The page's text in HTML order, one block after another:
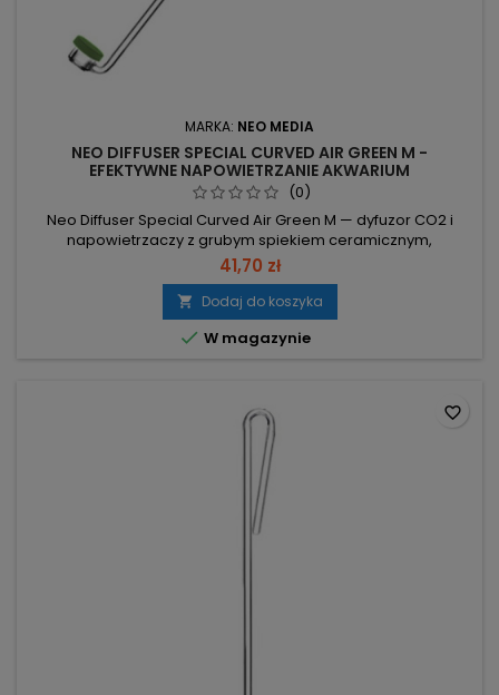
MARKA: NEO MEDIA
NEO DIFFUSER SPECIAL CURVED AIR GREEN M -
EFEKTYWNE NAPOWIETRZANIE AKWARIUM
(0)
Neo Diffuser Special Curved Air Green M — dyfuzor CO2 i
napowietrzaczy z grubym spiekiem ceramicznym,
przeznaczony do niskociśnieniowych zestawów (np.
bimbrownia). Gruby spiek ceramiczny — najlepsza
rozpuszczalność gazu w wodzie. 28 cm długości, 17 mm
średnicy — optymalny do akwarium 100–200 l. Kompatybilny z
wężykami 4/6 (6 mm) oraz wszystkimi...
41,70 zł
 Dodaj do koszyka
 W magazynie
favorite_border